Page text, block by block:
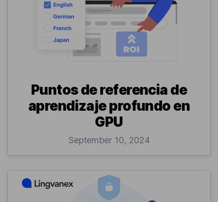
Puntos de referencia de
aprendizaje profundo en
GPU
September 10, 2024